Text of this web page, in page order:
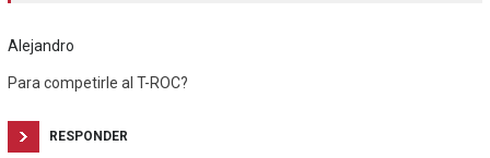
Alejandro
Para competirle al T-ROC?
RESPONDER